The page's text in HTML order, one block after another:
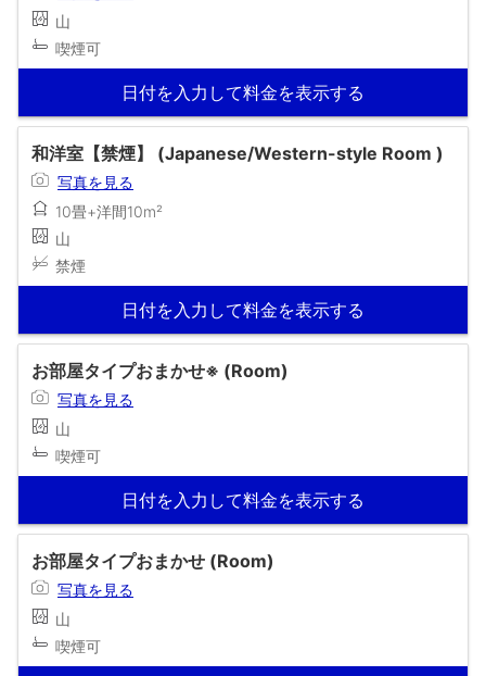
山
喫煙可
日付を入力して料金を表示する
和洋室【禁煙】 (Japanese/Western-style Room )
写真を見る
10畳+洋間10m²
山
禁煙
日付を入力して料金を表示する
お部屋タイプおまかせ※ (Room)
写真を見る
山
喫煙可
日付を入力して料金を表示する
お部屋タイプおまかせ (Room)
写真を見る
山
喫煙可